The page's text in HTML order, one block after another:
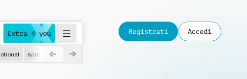
Extra 4 you
spring
Registrati Accedi